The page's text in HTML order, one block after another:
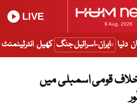
9 Aug, 2026
LIVE
دنیا ایران-اسرائیل جنگ کھیل انٹرٹینمنٹ
قومی اسمبلی میں